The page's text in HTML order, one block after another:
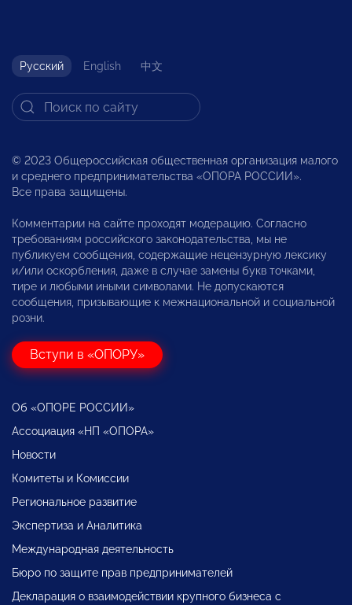
Русский English 中文
© 2023 Общероссийская общественная организация малого
и среднего предпринимательства «ОПОРА РОССИИ».
Все права защищены.
Комментарии на сайте проходят модерацию. Согласно
требованиям российского законодательства, мы не
публикуем сообщения, содержащие нецензурную лексику
и/или оскорбления, даже в случае замены букв точками,
тире и любыми иными символами. Не допускаются
сообщения, призывающие к межнациональной и социальной
розни.
Вступи в «ОПОРУ»
Об «ОПОРЕ РОССИИ»
Ассоциация «НП «ОПОРА»
Новости
Комитеты и Комиссии
Региональное развитие
Экспертиза и Аналитика
Международная деятельность
Бюро по защите прав предпринимателей
Декларация о взаимодействии крупного бизнеса с